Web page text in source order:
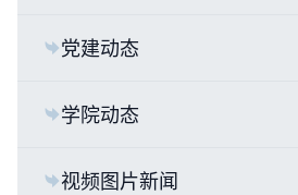
党建动态
学院动态
视频图片新闻